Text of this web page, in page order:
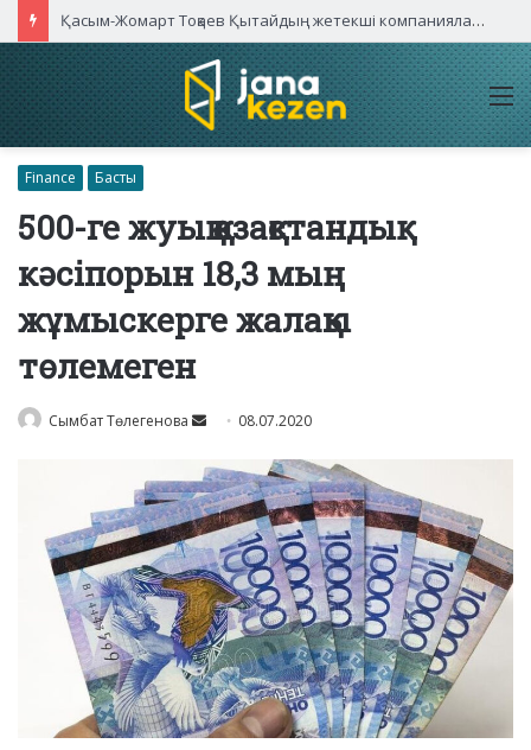
Қасым-Жомарт Тоқаев Қытайдың жетекші компаниялары басшыларымен кездесті
Finance Басты
500-ге жуық қазақстандық
кәсіпорын 18,3 мың
жұмыскерге жалақы
төлемеген
Сымбат Төлегенова
Send
email
08.07.2020